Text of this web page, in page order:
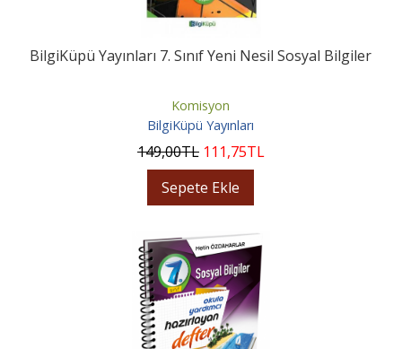
BilgiKüpü Yayınları 7. Sınıf Yeni Nesil Sosyal Bilgiler
Komisyon
BilgiKüpü Yayınları
149,00TL 111,75TL
Sepete Ekle